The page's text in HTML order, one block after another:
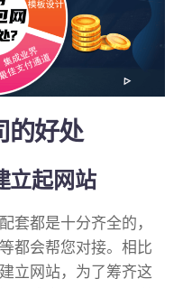
的好处
立起网站
套都是十分齐全的，
都会帮您对接。相比
立网站，为了筹齐这